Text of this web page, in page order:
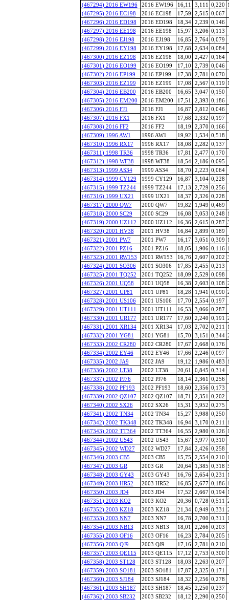
(467294) 2016 EW196 2016 EW196 16,11 3,111 0,220
(467295) 2016 EC198
2016 EC198 17,59 2,515 0,067
(467296) 2016 ED198
2016 ED198 18,34 2,239 0,146
(467297) 2016 EE198
2016 EE198 15,97 3,206 0,113
(467298) 2016 EJ198
2016 EJ198 16,85 2,764 0,079
(467299) 2016 EY198
2016 EY198 17,68 2,634 0,084
(467300) 2016 EZ198
2016 EZ198 18,00 2,427 0,164
(467301) 2016 EO199
2016 EO199 17,10 2,739 0,046
(467302) 2016 EP199
2016 EP199 17,38 2,781 0,070
(467303) 2016 EZ199
2016 EZ199 17,08 2,567 0,119
(467304) 2016 EB200
2016 EB200 16,65 3,047 0,150
(467305) 2016 EM200
2016 EM200 17,51 2,393 0,186
(467306) 2016 FJ1
2016 FJ1 16,87 2,812 0,046
(467307) 2016 FX1
2016 FX1 17,68 2,332 0,197
(467308) 2016 FF2
2016 FF2 18,19 2,370 0,166
(467309) 1996 AW1
1996 AW1 19,92 1,534 0,518
(467310) 1996 RX17
1996 RX17 18,08 2,282 0,137
(467311) 1998 TR36
1998 TR36 17,81 2,477 0,170
(467312) 1998 WF38
1998 WF38 18,54 2,186 0,095
(467313) 1999 AS34
1999 AS34 18,70 2,223 0,064
(467314) 1999 CY129
1999 CY129 16,87 3,104 0,228
(467315) 1999 TZ244
1999 TZ244 17,13 2,729 0,256
(467316) 1999 UX21
1999 UX21 18,37 2,326 0,228
(467317) 2000 QW7
2000 QW7 19,82 1,949 0,469
(467318) 2000 SC29
2000 SC29 16,08 3,053 0,248
(467319) 2000 UZ112
2000 UZ112 16,36 2,615 0,287
(467320) 2001 HV38
2001 HV38 16,84 2,899 0,189
(467321) 2001 PW7
2001 PW7 16,17 3,051 0,309
(467322) 2001 PZ16
2001 PZ16 18,05 1,906 0,116
(467323) 2001 RW153
2001 RW153 16,76 2,607 0,202
(467324) 2001 SO306
2001 SO306 17,85 2,455 0,213
(467325) 2001 TQ252
2001 TQ252 18,09 2,529 0,098
(467326) 2001 UQ58
2001 UQ58 16,38 2,603 0,108
(467327) 2001 UP81
2001 UP81 18,28 1,941 0,090
(467328) 2001 US106
2001 US106 17,70 2,554 0,197
(467329) 2001 UT111
2001 UT111 16,53 3,066 0,287
(467330) 2001 UR177
2001 UR177 17,60 2,240 0,191
(467331) 2001 XR134
2001 XR134 17,03 2,702 0,211
(467332) 2001 YG81
2001 YG81 15,70 3,151 0,344
(467333) 2002 CR280
2002 CR280 17,67 2,668 0,176
(467334) 2002 EY46
2002 EY46 17,66 2,246 0,097
(467335) 2002 JA9
2002 JA9 19,12 1,986 0,483
(467336) 2002 LT38
2002 LT38 20,61 0,845 0,314
(467337) 2002 PJ76
2002 PJ76 18,14 2,361 0,256
(467338) 2002 PF193
2002 PF193 18,60 2,356 0,173
(467339) 2002 QZ107
2002 QZ107 18,71 2,351 0,202
(467340) 2002 SX26
2002 SX26 15,31 3,952 0,275
(467341) 2002 TN34
2002 TN34 15,27 3,988 0,250
(467342) 2002 TK348
2002 TK348 16,94 3,170 0,211
(467343) 2002 TT364
2002 TT364 16,55 2,980 0,126
(467344) 2002 US43
2002 US43 15,67 3,977 0,310
(467345) 2002 WD27
2002 WD27 17,84 2,426 0,258
(467346) 2003 CB5
2003 CB5 15,75 2,554 0,210
(467347) 2003 GR
2003 GR 20,64 1,385 0,318
(467348) 2003 GY43
2003 GY43 16,76 2,654 0,231
(467349) 2003 HR52
2003 HR52 16,85 2,677 0,186
(467350) 2003 JD4
2003 JD4 17,52 2,667 0,194
(467351) 2003 KO2
2003 KO2 20,36 0,728 0,511
(467352) 2003 KZ18
2003 KZ18 21,34 0,949 0,331
(467353) 2003 NN7
2003 NN7 16,78 2,700 0,311
(467354) 2003 NB13
2003 NB13 18,01 2,266 0,203
(467355) 2003 OF16
2003 OF16 16,23 2,784 0,205
(467356) 2003 QJ9
2003 QJ9 17,16 2,781 0,210
(467357) 2003 QE115
2003 QE115 17,12 2,753 0,300
(467358) 2003 ST128
2003 ST128 18,03 2,263 0,207
(467359) 2003 SO181
2003 SO181 17,87 2,325 0,171
(467360) 2003 SJ184
2003 SJ184 18,32 2,256 0,278
(467361) 2003 SH187
2003 SH187 18,45 2,250 0,237
(467362) 2003 SB232
2003 SB232 18,12 2,290 0,250